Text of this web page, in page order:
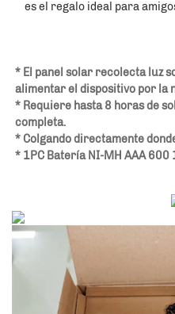
es el regalo ideal para
* El panel solar recolecta luz
alimentar el dispositivo por la
* Requiere hasta 8 horas de
completa.
* Colgando directamente
* 1PC Batería NI-MH AAA 600